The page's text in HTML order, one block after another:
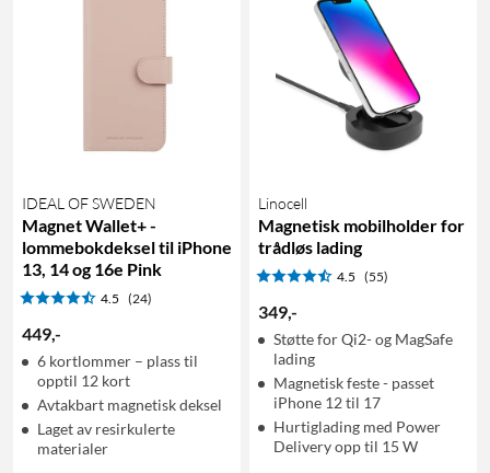
IDEAL OF SWEDEN
Magnet Wallet+ -
lommebokdeksel til iPhone
13, 14 og 16e Pink
4.5 (24)
449,-
6 kortlommer – plass til
opptil 12 kort
Avtakbart magnetisk deksel
Laget av resirkulerte
materialer
Linocell
Magnetisk mobilholder for
trådløs lading
4.5 (55)
349,-
Støtte for Qi2- og MagSafe
lading
Magnetisk feste - passet
iPhone 12 til 17
Hurtiglading med Power
Delivery opp til 15 W